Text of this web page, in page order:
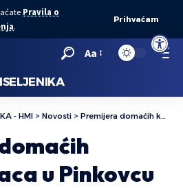
Open
Pravila o
.
Prihvaćam
Aa
- HMI > Novosti > Premijera domaćih kazalištaraca u Pinkovcu
u Pinkovcu